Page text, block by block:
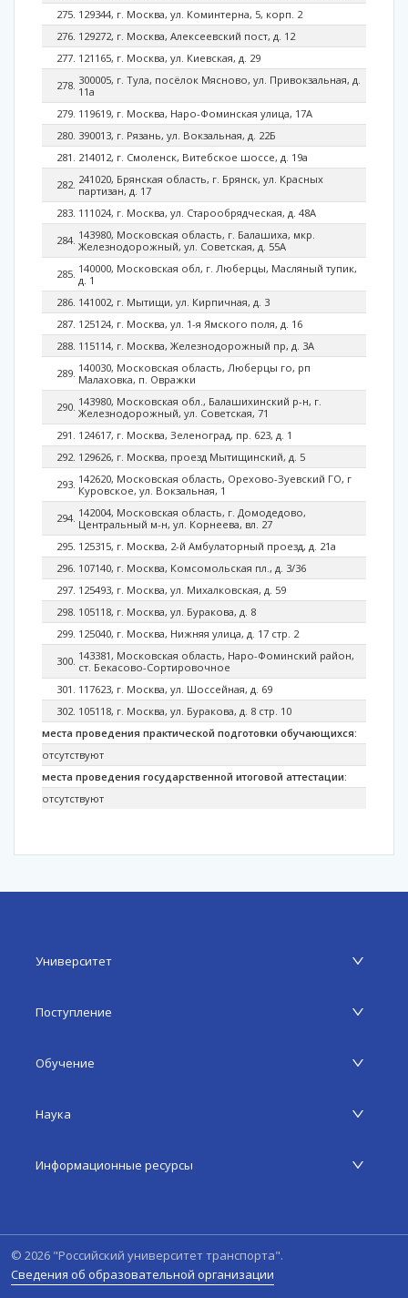
129344, г. Москва, ул. Коминтерна, 5, корп. 2
129272, г. Москва, Алексеевский пост, д. 12
121165, г. Москва, ул. Киевская, д. 29
300005, г. Тула, посёлок Мясново, ул. Привокзальная, д.
11а
119619, г. Москва, Наро-Фоминская улица, 17А
390013, г. Рязань, ул. Вокзальная, д. 22Б
214012, г. Смоленск, Витебское шоссе, д. 19а
241020, Брянская область, г. Брянск, ул. Красных
партизан, д. 17
111024, г. Москва, ул. Старообрядческая, д. 48А
143980, Московская область, г. Балашиха, мкр.
Железнодорожный, ул. Советская, д. 55А
140000, Московская обл, г. Люберцы, Масляный тупик,
д. 1
141002, г. Мытищи, ул. Кирпичная, д. 3
125124, г. Москва, ул. 1-я Ямского поля, д. 16
115114, г. Москва, Железнодорожный пр, д. 3А
140030, Московская область, Люберцы го, рп
Малаховка, п. Овражки
143980, Московская обл., Балашихинский р-н, г.
Железнодорожный, ул. Советская, 71
124617, г. Москва, Зеленоград, пр. 623, д. 1
129626, г. Москва, проезд Мытищинский, д. 5
142620, Московская область, Орехово-Зуевский ГО, г
Куровское, ул. Вокзальная, 1
142004, Московская область, г. Домодедово,
Центральный м-н, ул. Корнеева, вл. 27
125315, г. Москва, 2-й Амбулаторный проезд, д. 21а​
107140, г. Москва, Комсомольская пл., д. 3/36
125493, г. Москва, ул. Михалковская, д. 59
105118, г. Москва, ул. Буракова, д. 8
125040, г. Москва, Нижняя улица, д. 17 стр. 2
143381, Московская область, Наро-Фоминский район,
ст. Бекасово-Сортировочное
117623, г. Москва, ул. Шоссейная, д. 69
105118, г. Москва, ул. Буракова, д. 8 стр. 10
места проведения практической подготовки обучающихся:
отсутствуют
места проведения государственной итоговой аттестации:
отсутствуют
Университет
Поступление
Обучение
Наука
Информационные ресурсы
© 2026 "Российский университет транспорта".
Сведения об образовательной организации